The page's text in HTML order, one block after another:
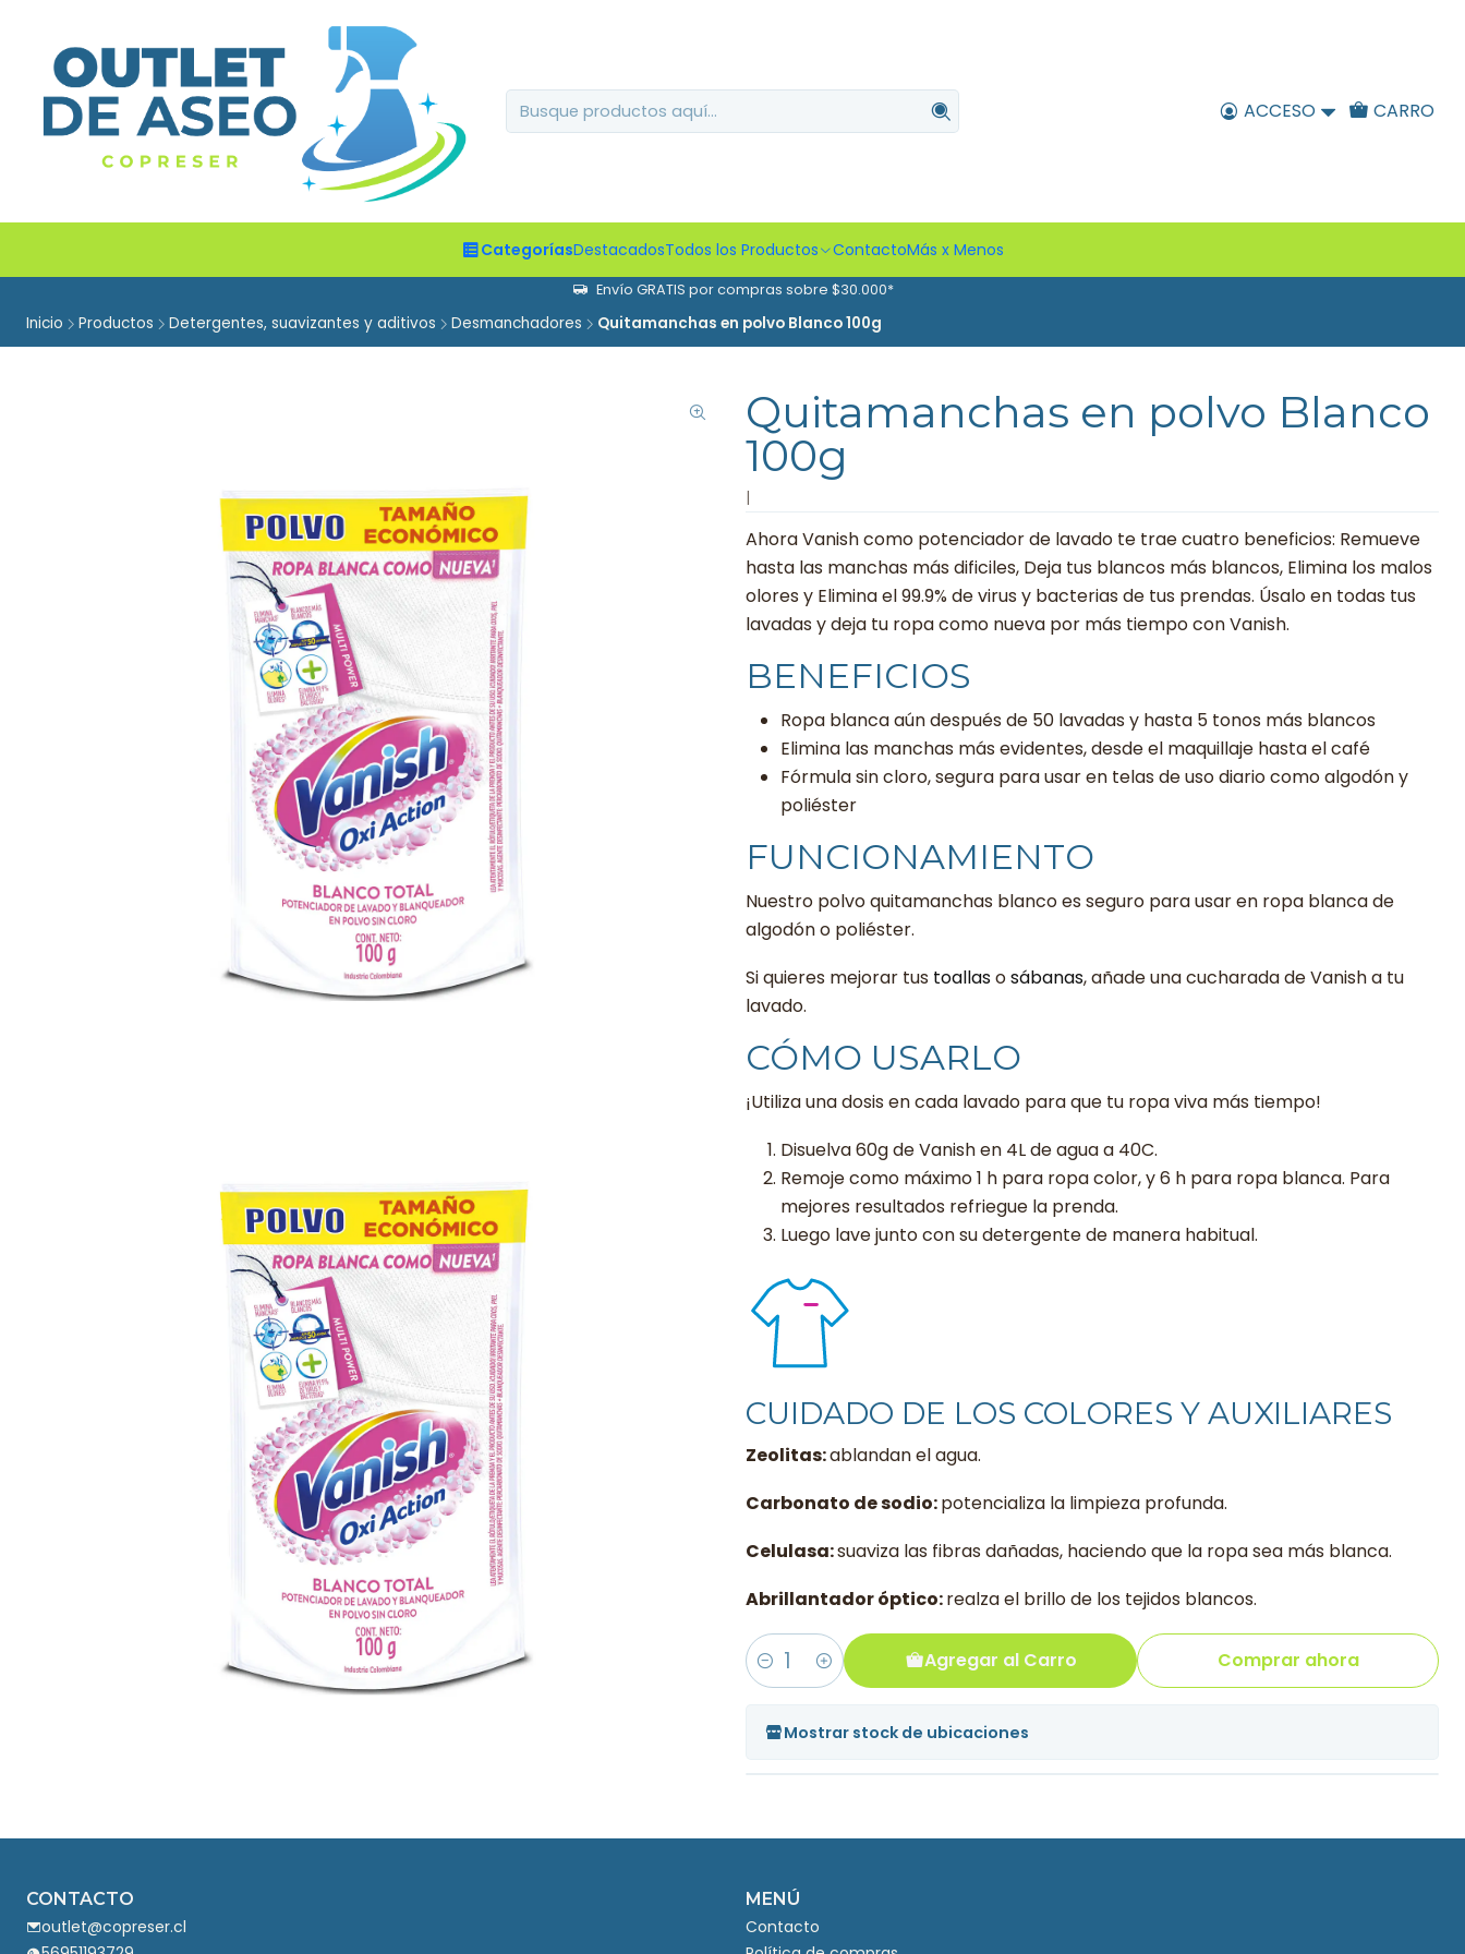
ACCESO CARRO
CategoríasDestacadosTodos los Productos ContactoMás x Menos
Envío GRATIS por compras sobre $30.000*
Inicio Productos Detergentes, suavizantes y aditivos Desmanchadores Quitamanchas en polvo Blanco 100g
Quitamanchas en polvo Blanco
100g
Ahora Vanish como potenciador de lavado te trae cuatro beneficios: Remueve
hasta las manchas más dificiles, Deja tus blancos más blancos, Elimina los malos
olores y Elimina el 99.9% de virus y bacterias de tus prendas. Úsalo en todas tus
lavadas y deja tu ropa como nueva por más tiempo con Vanish.
BENEFICIOS
Ropa blanca aún después de 50 lavadas y hasta 5 tonos más blancos
Elimina las manchas más evidentes, desde el maquillaje hasta el café
Fórmula sin cloro, segura para usar en telas de uso diario como algodón y
poliéster
FUNCIONAMIENTO
Nuestro polvo quitamanchas blanco es seguro para usar en ropa blanca de
algodón o poliéster.
Si quieres mejorar tus toallasosábanas, añade una cucharada de Vanish a tu
lavado.
CÓMO USARLO
¡Utiliza una dosis en cada lavado para que tu ropa viva más tiempo!
Disuelva 60g de Vanish en 4L de agua a 40C.
Remoje como máximo 1 h para ropa color, y 6 h para ropa blanca. Para
mejores resultados refriegue la prenda.
Luego lave junto con su detergente de manera habitual.
CUIDADO DE LOS COLORES Y AUXILIARES
Zeolitas:ablandan el agua.
Carbonato de sodio:potencializa la limpieza profunda.
Celulasa:suaviza las fibras dañadas, haciendo que la ropa sea más blanca.
Abrillantador óptico:realza el brillo de los tejidos blancos.
Cantidad
Agregar al Carro Comprar ahora
Mostrar stock de ubicaciones
CONTACTO
outlet@copreser.cl
MENÚ
Contacto